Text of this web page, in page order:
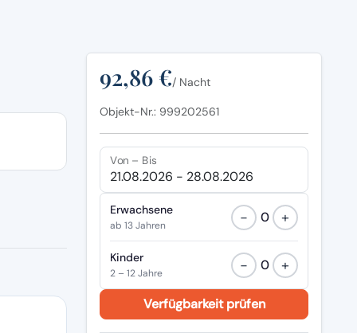
92,86 €/ Nacht
Objekt-Nr.: 999202561
Von – Bis
Erwachsene
ab 13 Jahren − 0 +
Kinder
2 – 12 Jahre − 0 +